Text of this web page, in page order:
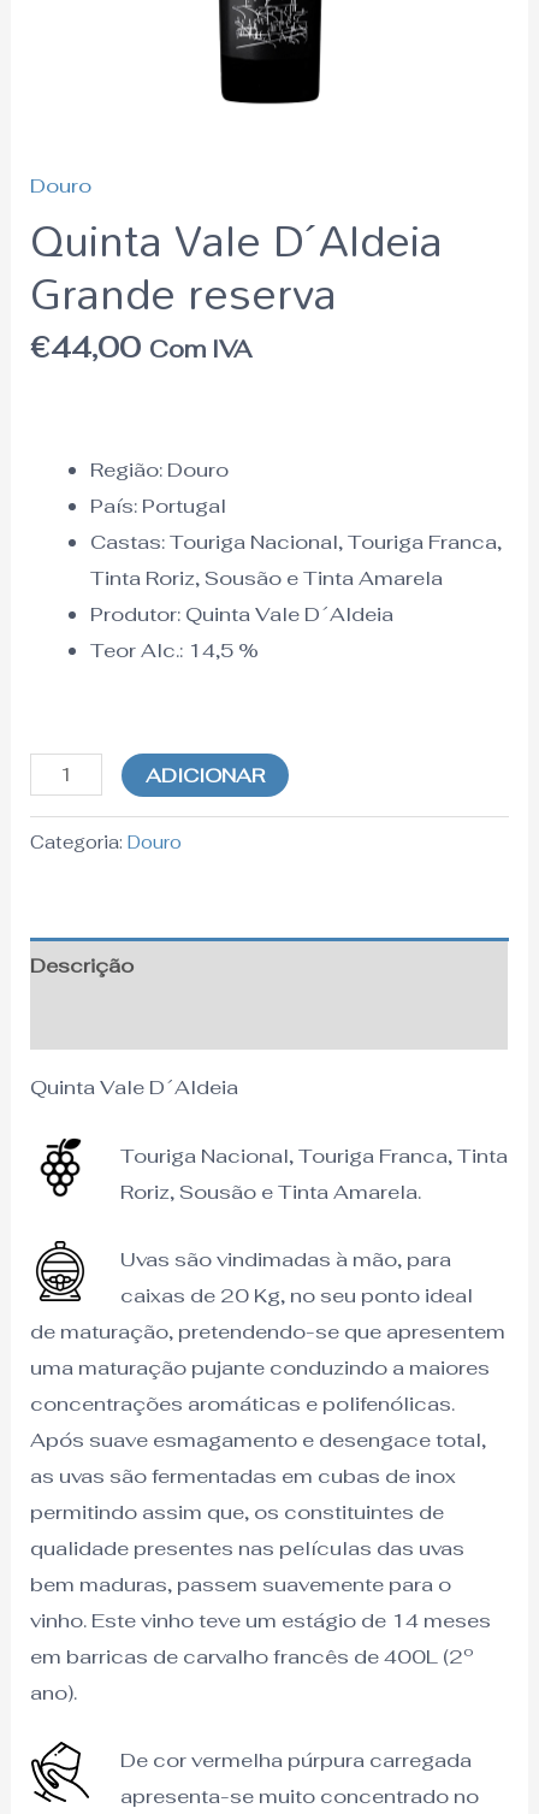
Douro
Quinta Vale D´Aldeia
Grande reserva
€44,00 Com IVA
Região: Douro
País: Portugal
Castas: Touriga Nacional, Touriga Franca,
Tinta Roriz, Sousão e Tinta Amarela
Produtor: Quinta Vale D´Aldeia
Teor Alc.:14,5%
ADICIONAR
Categoria:Douro
Descrição
Quinta Vale D´Aldeia
Touriga Nacional, Touriga Franca, Tinta
Roriz, Sousão e Tinta Amarela.
Uvas são vindimadas à mão, para
caixas de 20 Kg, no seu ponto ideal
de maturação, pretendendo-se que apresentem
uma maturação pujante conduzindo a maiores
concentrações aromáticas e polifenólicas.
Após suave esmagamento e desengace total,
as uvas são fermentadas em cubas de inox
permitindo assim que, os constituintes de
qualidade presentes nas películas das uvas
bem maduras, passem suavemente para o
vinho. Este vinho teve um estágio de 14 meses
em barricas de carvalho francês de 400L (2º
ano).
De cor vermelha púrpura carregada
apresenta-se muito concentrado no